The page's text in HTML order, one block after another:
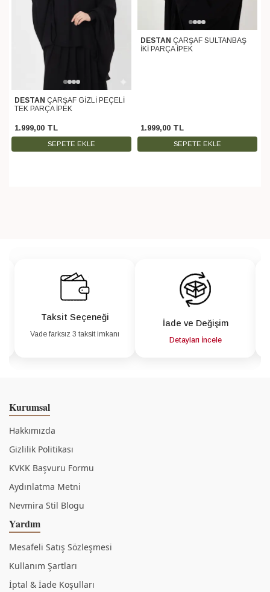
DESTAN ÇARŞAF GİZLİ PEÇELİ
TEK PARÇA İPEK
1.999,00 TL
SEPETE EKLE
DESTAN ÇARŞAF SULTANBAŞ
İKİ PARÇA İPEK
1.999,00 TL
SEPETE EKLE
Taksit Seçeneği
Vade farksız 3 taksit imkanı
İade ve Değişim
Detayları İncele
Kurumsal
Hakkımızda
Gizlilik Politikası
KVKK Başvuru Formu
Aydınlatma Metni
Nevmira Stil Blogu
Yardım
Mesafeli Satış Sözleşmesi
Kullanım Şartları
İptal & İade Koşulları